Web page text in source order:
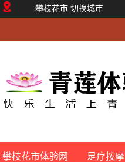
攀枝花市 切换城市
攀枝花市体验网 足疗按摩